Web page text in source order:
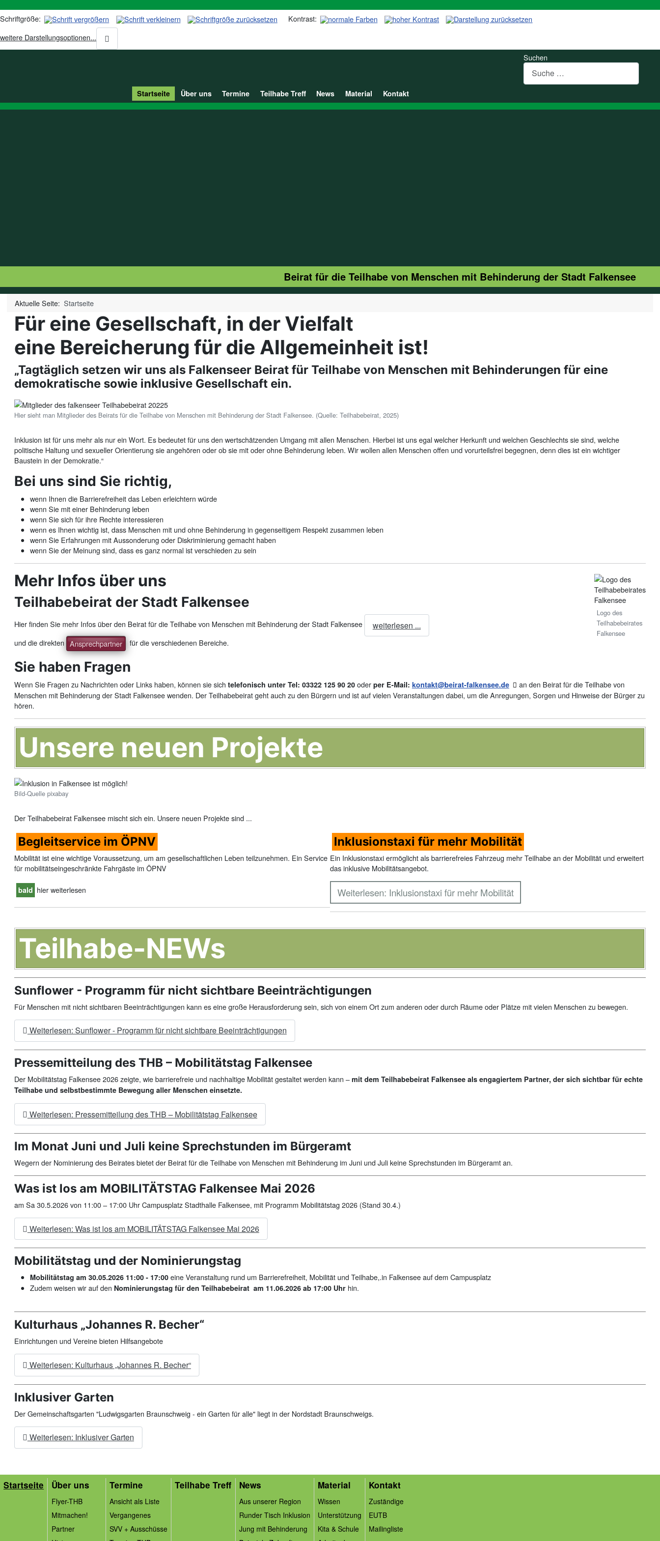
Schriftgröße:
Kontrast:
weitere Darstellungsoptionen...
Startseite Über uns Termine Teilhabe Treff News Material Kontakt
Suchen
Beirat für die Teilhabe von Menschen mit Behinderung der Stadt Falkensee
Aktuelle Seite:Startseite
Für eine Gesellschaft, in der Vielfalt
eine Bereicherung für die Allgemeinheit ist!
„Tagtäglich setzen wir uns als Falkenseer Beirat für Teilhabe von Menschen mit Behinderungen für eine
demokratische sowie inklusive Gesellschaft ein.
Hier sieht man Mitglieder des Beirats für die Teilhabe von Menschen mit Behinderung der Stadt Falkensee. (Quelle: Teilhabebeirat, 2025)
Inklusion ist für uns mehr als nur ein Wort. Es bedeutet für uns den wertschätzenden Umgang mit allen Menschen. Hierbei ist uns egal welcher Herkunft und welchen Geschlechts sie sind, welche
politische Haltung und sexueller Orientierung sie angehören oder ob sie mit oder ohne Behinderung leben. Wir wollen allen Menschen offen und vorurteilsfrei begegnen, denn dies ist ein wichtiger
Baustein in der Demokratie.“
Bei uns sind Sie richtig,
wenn Ihnen die Barrierefreiheit das Leben erleichtern würde
wenn Sie mit einer Behinderung leben
wenn Sie sich für ihre Rechte interessieren
wenn es Ihnen wichtig ist, dass Menschen mit und ohne Behinderung in gegenseitigem Respekt zusammen leben
wenn Sie Erfahrungen mit Aussonderung oder Diskriminierung gemacht haben
wenn Sie der Meinung sind, dass es ganz normal ist verschieden zu sein
Logo des
Teilhabebeirates
Falkensee
Mehr Infos über uns
Teilhabebeirat der Stadt Falkensee
Hier finden Sie mehr Infos über den Beirat für die Teilhabe von Menschen mit Behinderung der Stadt Falkensee weiterlesen ...
und die direkten Ansprechpartner für die verschiedenen Bereiche.
Sie haben Fragen
Wenn Sie Fragen zu Nachrichten oder Links haben, können sie sich telefonisch unter Tel: 03322 125 90 20 oderper E-Mail: kontakt@beirat-falkensee.de
an den Beirat für die Teilhabe von
Menschen mit Behinderung der Stadt Falkensee wenden. Der Teilhabebeirat geht auch zu den Bürgern und ist auf vielen Veranstaltungen dabei, um die Anregungen, Sorgen und Hinweise der Bürger zu
hören.
Unsere neuen Projekte
Bild-Quelle pixabay
Der Teilhabebeirat Falkensee mischt sich ein. Unsere neuen Projekte sind ...
Begleitservice im ÖPNV
Mobilität ist eine wichtige Voraussetzung, um am gesellschaftlichen Leben teilzunehmen. Ein Service
für mobilitätseingeschränkte Fahrgäste im ÖPNV
bald hier weiterlesen
Inklusionstaxi für mehr Mobilität
Ein Inklusionstaxi ermöglicht als barrierefreies Fahrzeug mehr Teilhabe an der Mobilität und erweitert
das inklusive Mobilitätsangebot.
Weiterlesen: Inklusionstaxi für mehr Mobilität
Teilhabe-NEWs
Sunflower - Programm für nicht sichtbare Beeinträchtigungen
Für Menschen mit nicht sichtbaren Beeinträchtigungen kann es eine große Herausforderung sein, sich von einem Ort zum anderen oder durch Räume oder Plätze mit vielen Menschen zu bewegen.
Weiterlesen: Sunflower - Programm für nicht sichtbare Beeinträchtigungen
Pressemitteilung des THB – Mobilitätstag Falkensee
Der Mobilitätstag Falkensee 2026 zeigte, wie barrierefreie und nachhaltige Mobilität gestaltet werden kann – mit dem Teilhabebeirat Falkensee als engagiertem Partner, der sich sichtbar für echte
Teilhabe und selbstbestimmte Bewegung aller Menschen einsetzte.
Weiterlesen: Pressemitteilung des THB – Mobilitätstag Falkensee
Im Monat Juni und Juli keine Sprechstunden im Bürgeramt
Wegern der Nominierung des Beirates bietet der Beirat für die Teilhabe von Menschen mit Behinderung im Juni und Juli keine Sprechstunden im Bürgeramt an.
Was ist los am MOBILITÄTSTAG Falkensee Mai 2026
am Sa 30.5.2026 von 11:00– 17:00Uhr Campusplatz Stadthalle Falkensee, mit Programm Mobilitätstag 2026 (Stand 30.4.)
Weiterlesen: Was ist los am MOBILITÄTSTAG Falkensee Mai 2026
Mobilitätstag und der Nominierungstag
Mobilitätstag am 30.05.2026 11:00 - 17:00 eine Veranstaltung rund um Barrierefreiheit, Mobilität und Teilhabe,.in Falkensee auf dem Campusplatz
Zudem weisen wir auf den Nominierungstag für den Teilhabebeirat am 11.06.2026 ab 17:00 Uhrhin.
Kulturhaus „Johannes R. Becher“
Einrichtungen und Vereine bieten Hilfsangebote
Weiterlesen: Kulturhaus „Johannes R. Becher“
Inklusiver Garten
Der Gemeinschaftsgarten "Ludwigsgarten Braunschweig - ein Garten für alle" liegt in der Nordstadt Braunschweigs.
Weiterlesen: Inklusiver Garten
Startseite Über uns
Flyer-THB
Mitmachen!
Partner
Termine
Ansicht als Liste
Vergangenes
SVV + Ausschüsse
Teilhabe Treff News
Aus unserer Region
Runder Tisch Inklusion
Jung mit Behinderung
Material
Wissen
Unterstützung
Kita & Schule
Kontakt
Zuständige
EUTB
Mailingliste